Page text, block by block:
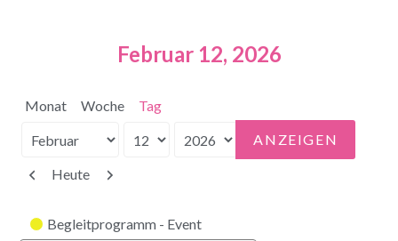
Februar 12, 2026
Monat Woche Tag
Monat
Tag
Jahr
Zurück
Heute Weiter
Kategorien
Begleitprogramm - Event